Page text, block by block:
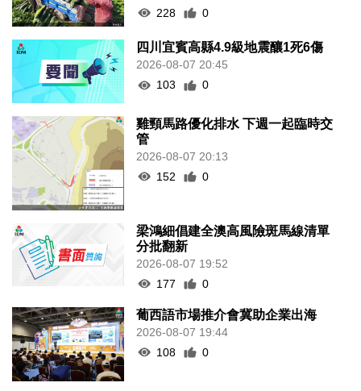
228
0
四川宜賓高縣4.9級地震釀1死6傷
2026-08-07 20:45
103
0
雞頸馬路優化排水 下週一起臨時交
管
2026-08-07 20:13
152
0
梁鴻細倡建全澳高風險斑馬線清單
分批翻新
2026-08-07 19:52
177
0
葡西語市場推介會冀助企業出海
2026-08-07 19:44
108
0